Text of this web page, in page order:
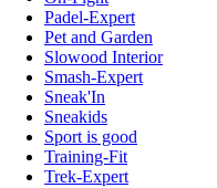
Padel-Expert
Pet and Garden
Slowood Interior
Smash-Expert
Sneak'In
Sneakids
Sport is good
Training-Fit
Trek-Expert